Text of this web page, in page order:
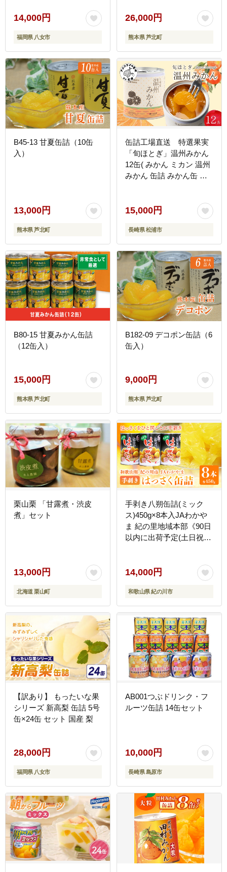
14,000円
福岡県 八女市
26,000円
熊本県 芦北町
B45-13 甘夏缶詰（10缶
入）
13,000円
熊本県 芦北町
缶詰工場直送 特選果実
「旬ほとぎ」温州みかん
12缶( みかん ミカン 温州
みかん 缶詰 みかん缶 シ
15,000円
長崎県 松浦市
B80-15 甘夏みかん缶詰
（12缶入）
15,000円
熊本県 芦北町
B182-09 デコポン缶詰（6
缶入）
9,000円
熊本県 芦北町
栗山栗 「甘露煮・渋皮
煮」セット
13,000円
北海道 栗山町
手剥き八朔缶詰(ミック
ス)450g×8本入JAわかや
ま 紀の里地域本部《90日
以内に出荷予定(土日祝除
--
14,000円
和歌山県 紀の川市
【訳あり】 もったいな果
シリーズ 新高梨 缶詰 5号
缶×24缶 セット 国産 梨
28,000円
福岡県 八女市
AB001つぶドリンク・フ
ルーツ缶詰 14缶セット
10,000円
長崎県 島原市